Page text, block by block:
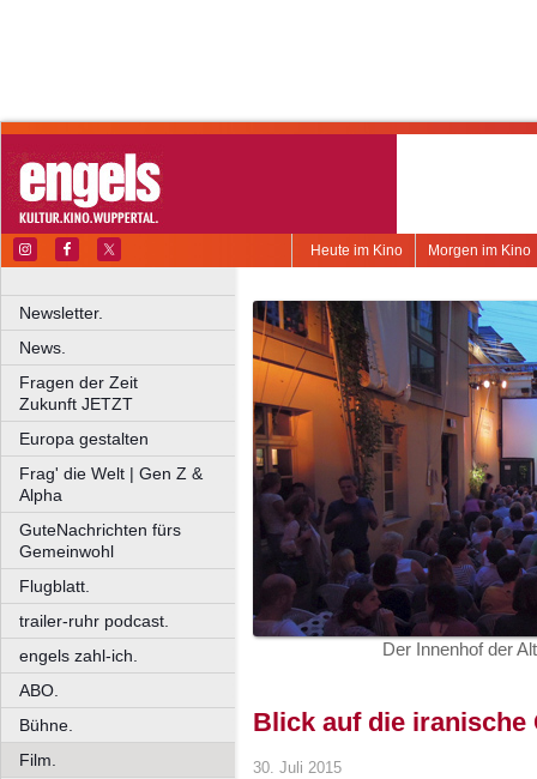
Morgen im Kino
Heute im Kino
Newsletter.
News.
Fragen der Zeit
Zukunft JETZT
Europa gestalten
Frag' die Welt | Gen Z &
Alpha
GuteNachrichten fürs
Gemeinwohl
Flugblatt.
trailer-ruhr podcast.
engels zahl-ich.
ABO.
Bühne.
Film.
Der Innenhof der
Blick auf die iranische
30. Juli 2015